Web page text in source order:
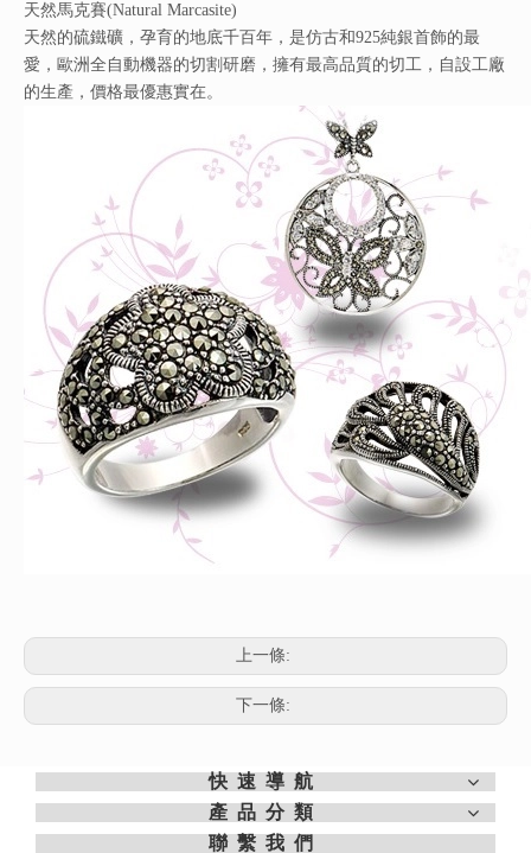
天然馬克賽(Natural Marcasite)
天然的硫鐵礦，孕育的地底千百年，是仿古和925純銀首飾的最
愛，歐洲全自動機器的切割研磨，擁有最高品質的切工，自設工廠
的生產，價格最優惠實在。
上一條:
下一條:
快速導航
產品分類
聯繫我們